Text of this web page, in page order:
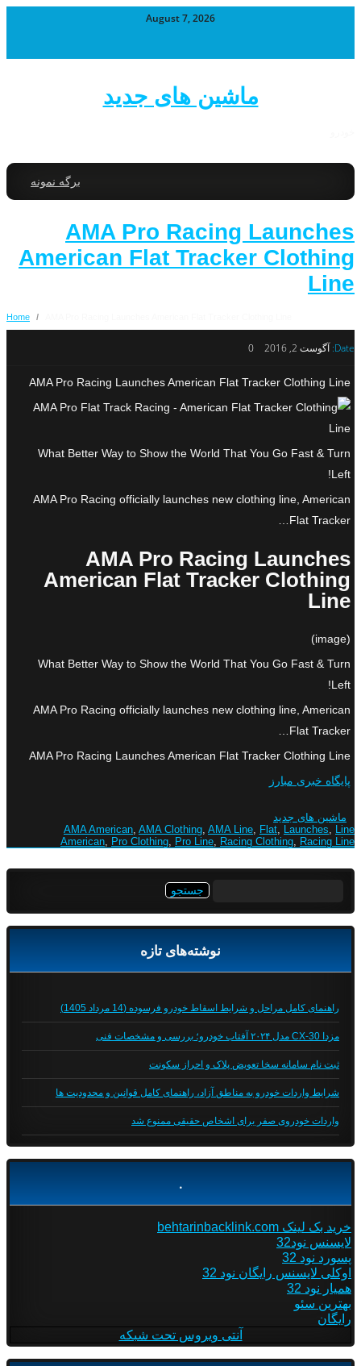
August 7, 2026
ماشین های جدید
برگه نمونه
AMA Pro Racing Launches
American Flat Tracker Clothing
Line
Home /
Date: آگوست 2, 2016 0
AMA Pro Racing Launches American Flat Tracker Clothing Line
What Better Way to Show the World That You Go Fast & Turn
Left!
AMA Pro Racing officially launches new clothing line, American
Flat Tracker…
AMA Pro Racing Launches
American Flat Tracker Clothing
Line
(image)
What Better Way to Show the World That You Go Fast & Turn
Left!
AMA Pro Racing officially launches new clothing line, American
Flat Tracker…
AMA Pro Racing Launches American Flat Tracker Clothing Line
پایگاه خبری مبارز
ماشین های جدید
AMA American, AMA Clothing, AMA Line, Flat, Launches, Line
American, Pro Clothing, Pro Line, Racing Clothing, Racing Line
نوشته‌های تازه
راهنمای کامل مراحل و شرایط اسقاط خودرو فرسوده (14 مرداد 1405)
مزدا CX-30 مدل ۲۰۲۴ آفتاب خودرو؛ بررسی و مشخصات فنی
ثبت نام سامانه سخا تعویض پلاک و احراز سکونت
شرایط واردات خودرو به مناطق آزاد، راهنمای کامل قوانین و محدودیت ها
واردات خودروی صفر برای اشخاص حقیقی ممنوع شد
.
خرید بک لینک behtarinbacklink.com
لایسنس نود32
پسورد نود 32
اوکلی لایسنس رایگان نود 32
همیار نود 32
بهترین سئو
رایگان
آنتی ویروس تحت شبکه